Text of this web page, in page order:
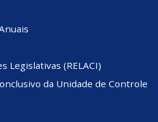
Legislativas (RELACI)
da Unidade de Controle